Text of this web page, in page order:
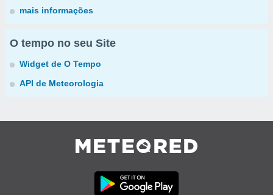
mais informações
O tempo no seu Site
Widget de O Tempo
API de Meteorologia